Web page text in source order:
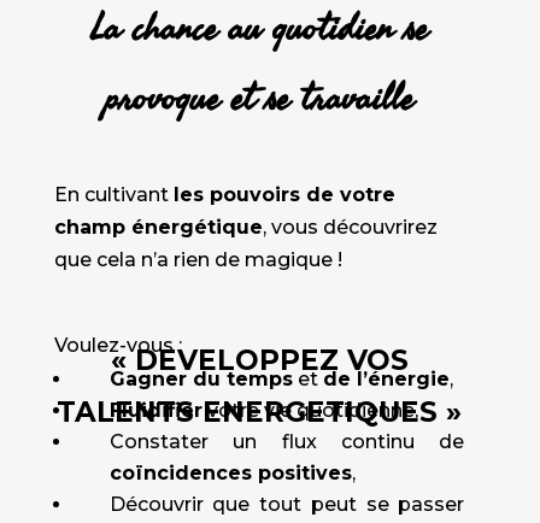
La chance au quotidien se
provoque et se travaille
En cultivant les pouvoirs de votre
champ énergétique, vous découvrirez
que cela n’a rien de magique !
« DEVELOPPEZ VOS
TALENTS ENERGETIQUES »
Voulez-vous :
Gagner du tempset de l’énergie,
Fluidifiervotre vie quotidienne,
Constater un flux continu de
coïncidences positives,
Découvrir que tout peut se passer